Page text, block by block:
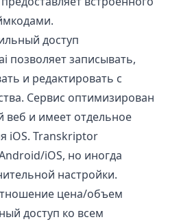
доступ
позволяет записывать,
и редактировать с
Сервис оптимизирован
и имеет отдельное
iOS. Transkriptor
iOS, но иногда
настройки.
цена/объем
доступ ко всем